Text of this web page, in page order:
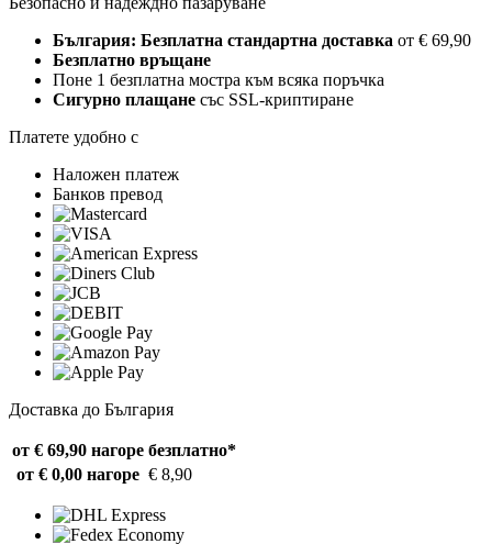
България: Безплатна стандартна доставка от € 69,90
Безплатно връщане
Поне 1 безплатна мостра към всяка поръчка
Сигурно плащане със SSL-криптиране
Платете удобно с
Наложен платеж
Банков превод
Доставка до България
от € 69,90 нагоре безплатно*
от € 0,00 нагоре € 8,90